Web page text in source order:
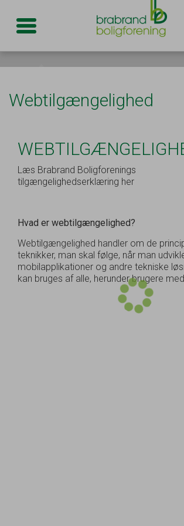
Toggle navigation
Webtilgængelighed
Læs Brabrand Boligforenings
tilgængelighedserklæring her
Hvad er webtilgængelighed?
Webtilgængelighed handler om de
teknikker, man skal følge, når man
mobilapplikationer og andre tekniske
kan bruges af alle, herunder brugere